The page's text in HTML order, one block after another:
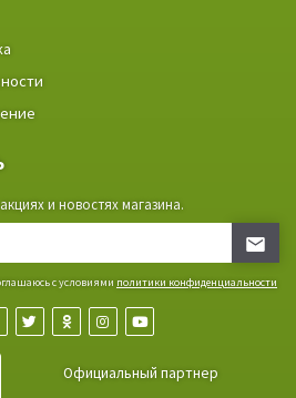
и новостях магазина.
с условиями политики конфиденциальности
Официальный партнер